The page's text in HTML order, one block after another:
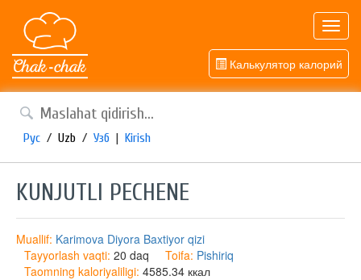
Калькулятор калорий
Рус / Uzb / Узб | Kirish
KUNJUTLI PECHENE
Muallif: Karimova Diyora Baxtiyor qizi
Tayyorlash vaqti: 20 daq Toifa: Pishiriq
Taomning kaloriyaliligi: 4585.34 ккал